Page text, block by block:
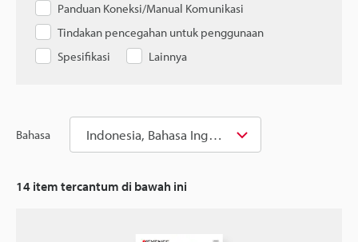
Panduan Koneksi/Manual Komunikasi
Tindakan pencegahan untuk penggunaan
Spesifikasi
Lainnya
Bahasa Indonesia, Bahasa Inggris
14 item tercantum di bawah ini